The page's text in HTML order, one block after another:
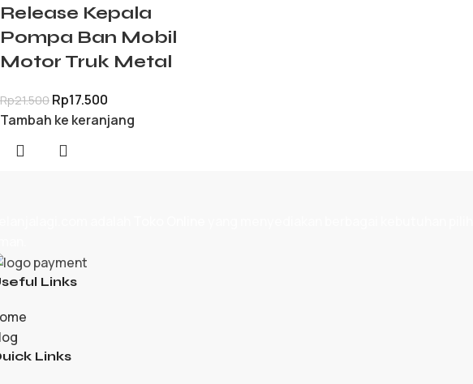
Release Kepala
Pompa Ban Mobil
Motor Truk Metal
Rp21.500 Rp17.500
Tambah ke keranjang
Links
Links